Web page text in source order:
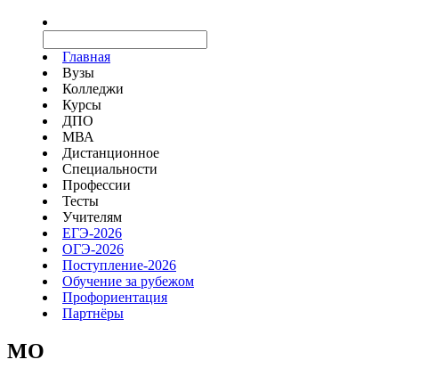
Главная
Вузы
Колледжи
Курсы
ДПО
МВА
Дистанционное
Специальности
Профессии
Тесты
Учителям
ЕГЭ-2026
ОГЭ-2026
Поступление-2026
Обучение за рубежом
Профориентация
Партнёры
MO